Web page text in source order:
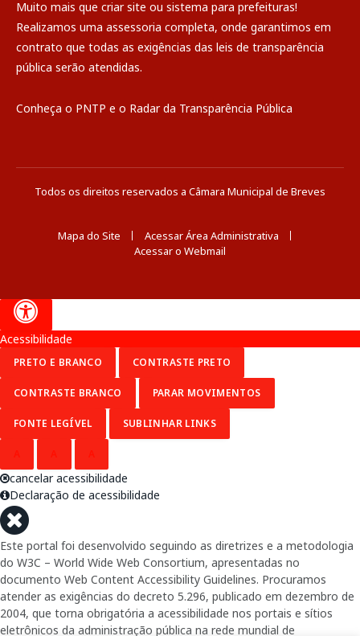
Muito mais que criar site ou sistema para prefeituras!
Realizamos uma assessoria completa, onde garantimos em
contrato que todas as exigências das leis de transparência
pública serão atendidas.
Conheça o PNTP e o Radar da Transparência Pública
Todos os direitos reservados a Câmara Municipal de Breves
Mapa do Site
Acessar Área Administrativa
Acessar o Webmail
Acessibilidade
PRETO E BRANCO CONTRASTE PRETO
CONTRASTE BRANCO PARAR MOVIMENTOS
FONTE LEGÍVEL SUBLINHAR LINKS
cancelar acessibilidade
Declaração de acessibilidade
Este portal foi desenvolvido seguindo as diretrizes e a metodologia
do W3C – World Wide Web Consortium, apresentadas no
documento Web Content Accessibility Guidelines. Procuramos
atender as exigências do decreto 5.296, publicado em dezembro de
2004, que torna obrigatória a acessibilidade nos portais e sítios
eletrônicos da administração pública na rede mundial de